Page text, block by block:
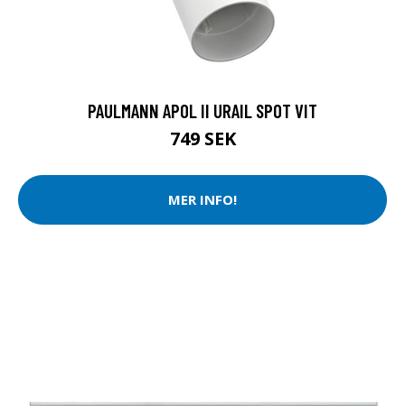
PAULMANN APOL II URAIL SPOT VIT
749 SEK
MER INFO!